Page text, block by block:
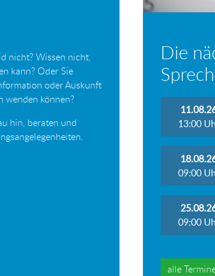
nicht? Wissen nicht,
kann? Oder Sie
oder Auskunft
wenden können?
hin, beraten und
Die
13:00
09:00
09:00
alle